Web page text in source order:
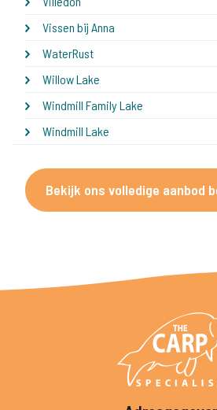
Vissen bij Anna
WaterRust
Willow Lake
Windmill Family Lake
Windmill Lake
Bekijk ons volledige aanbod